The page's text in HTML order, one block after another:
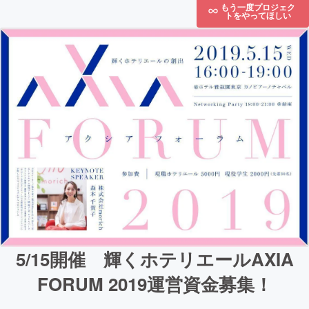
もう一度プロジェク
トをやってほしい
5/15開催 輝くホテリエールAXIA
FORUM 2019運営資金募集！